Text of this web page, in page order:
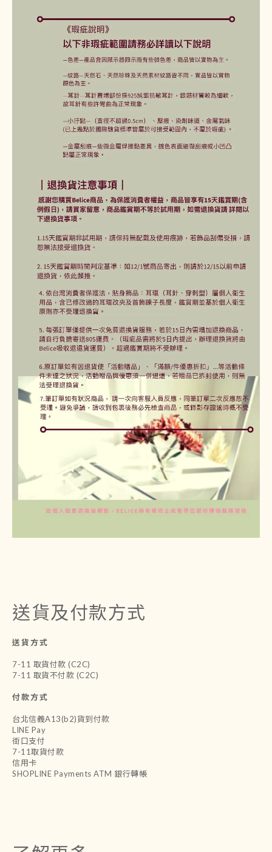
送貨及付款方式
送貨方式
7-11 取貨付款 (C2C)
7-11 取貨不付款 (C2C)
付款方式
台北信義A13(b2)貨到付款
LINE Pay
街口支付
7-11取貨付款
信用卡
SHOPLINE Payments ATM 銀行轉帳